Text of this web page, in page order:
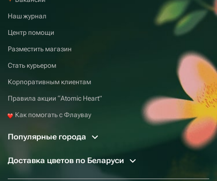
Наш журнал
Центр помощи
Разместить магазин
Стать курьером
Корпоративным клиентам
Правила акции “Atomic Heart”
Как помогать с Флаувау
Популярные города
Доставка цветов по Беларуси